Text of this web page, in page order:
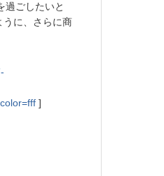
過ごしたいと
うに、さらに商
]